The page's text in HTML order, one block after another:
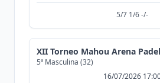
5/7 1/6 -/-
5ª Masculina (32)
16/07/2026